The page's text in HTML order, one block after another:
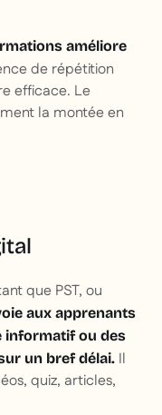
améliore
de répétition
efficace. Le
la montée en
que PST, ou
aux apprenants
informatif ou des
un bref délai. Il
quiz, articles,